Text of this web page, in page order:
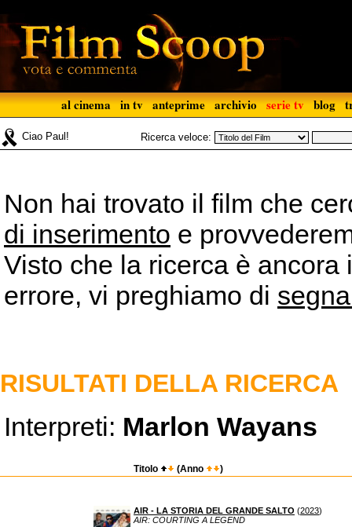
al cinema in tv anteprime archivio serie tv blog
Ciao Paul! Ricerca veloce:
Non hai trovato il film che
di inserimento e
Visto che la ricerca è
errore, vi preghiamo di
RISULTATI DELLA RICERCA
Interpreti: Marlon Wayans
Titolo (Anno )
AIR - LA STORIA DEL GRANDE SALTO (2023)
AIR: COURTING A LEGEND